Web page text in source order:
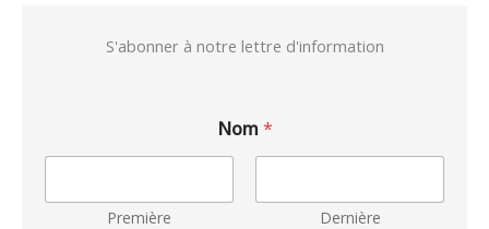
S'abonner à notre lettre d'information
Nom *
Première Dernière